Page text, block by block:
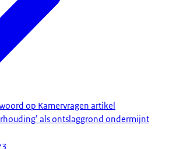
op Kamervragen artikel
als ontslaggrond ondermijnt